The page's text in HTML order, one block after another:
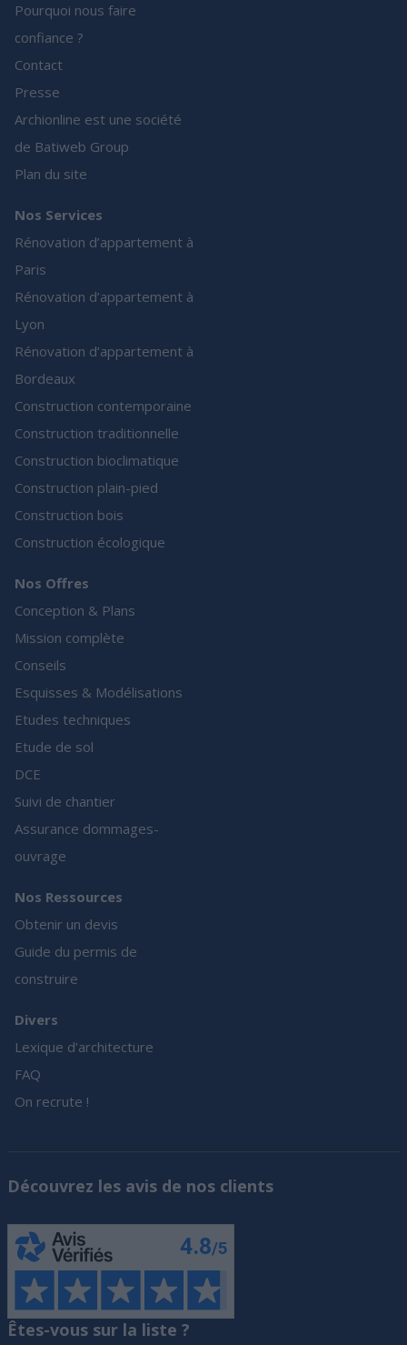
Pourquoi nous faire
confiance ?
Contact
Presse
Archionline est une société
de Batiweb Group
Plan du site
Nos Services
Rénovation d’appartement à
Paris
Rénovation d’appartement à
Lyon
Rénovation d’appartement à
Bordeaux
Construction contemporaine
Construction traditionnelle
Construction bioclimatique
Construction plain-pied
Construction bois
Construction écologique
Nos Offres
Conception & Plans
Mission complète
Conseils
Esquisses & Modélisations
Etudes techniques
Etude de sol
DCE
Suivi de chantier
Assurance dommages-
ouvrage
Nos Ressources
Obtenir un devis
Guide du permis de
construire
Divers
Lexique d’architecture
FAQ
On recrute !
Découvrez les avis de nos clients
Êtes-vous sur la liste ?